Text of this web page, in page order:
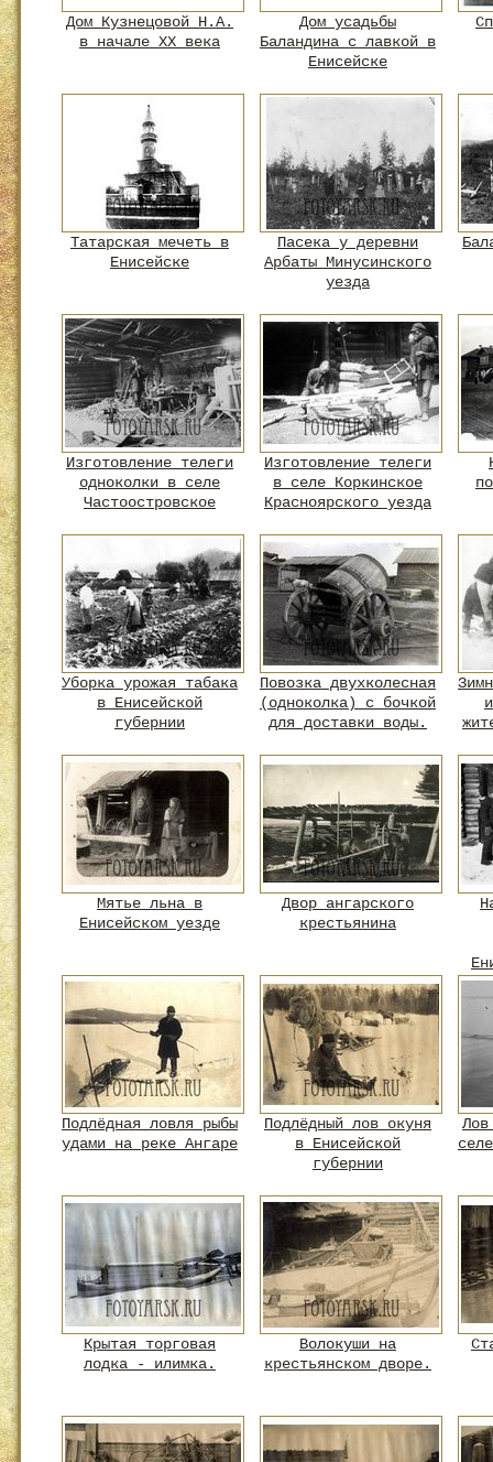
Дом Кузнецовой Н.А.
в начале XX века
Дом усадьбы
Баландина с лавкой в
Енисейске
Татарская мечеть в
Енисейске
Пасека у деревни
Арбаты Минусинского
уезда
Изготовление телеги
одноколки в селе
Частоостровское
Изготовление телеги
в селе Коркинское
Красноярского уезда
Уборка урожая табака
в Енисейской
губернии
Повозка двухколесная
(одноколка) с бочкой
для доставки воды.
Мятье льна в
Енисейском уезде
Двор ангарского
крестьянина
Подлёдная ловля рыбы
удами на реке Ангаре
Подлёдный лов окуня
в Енисейской
губернии
Крытая торговая
лодка - илимка.
Волокуши на
крестьянском дворе.